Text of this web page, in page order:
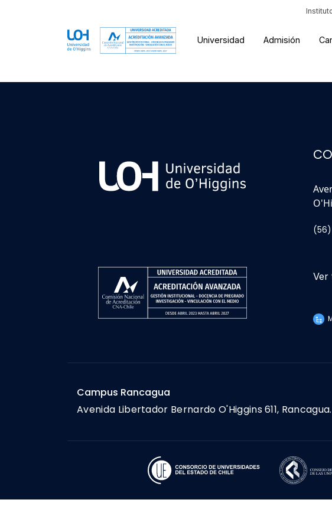
Universidad Admisión
Ver
Campus Rancagua
Avenida Libertador Bernardo O'Higgins 611, Rancagua.